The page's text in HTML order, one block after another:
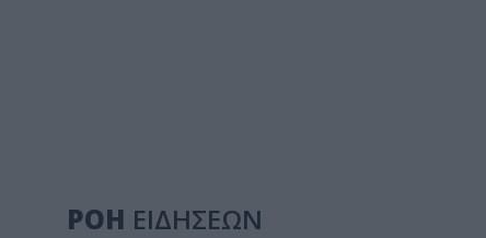
ΡΟΗ ΕΙΔΗΣΕΩΝ